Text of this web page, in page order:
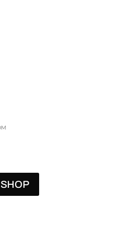
SHOP